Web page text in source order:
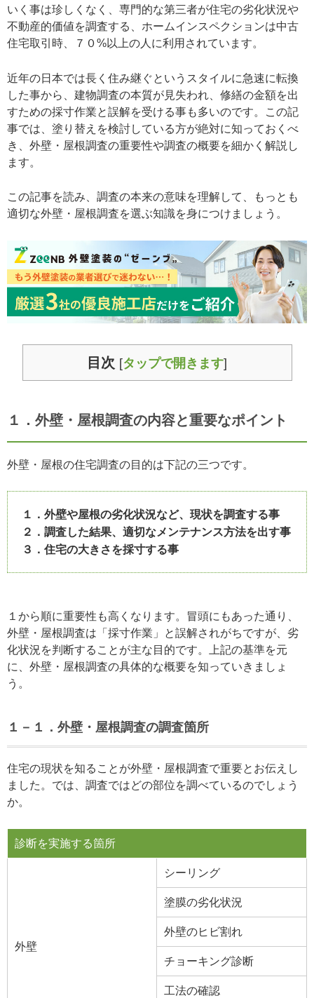
いく事は珍しくなく、専門的な第三者が住宅の劣化状況や
不動産的価値を調査する、ホームインスペクションは中古
住宅取引時、７０%以上の人に利用されています。
近年の日本では長く住み継ぐというスタイルに急速に転換
した事から、建物調査の本質が見失われ、修繕の金額を出
すための採寸作業と誤解を受ける事も多いのです。この記
事では、塗り替えを検討している方が絶対に知っておくべ
き、外壁・屋根調査の重要性や調査の概要を細かく解説し
ます。
この記事を読み、調査の本来の意味を理解して、もっとも
適切な外壁・屋根調査を選ぶ知識を身につけましょう。
目次 [タップで開きます]
１．外壁・屋根調査の内容と重要なポイント
外壁・屋根の住宅調査の目的は下記の三つです。
１．外壁や屋根の劣化状況など、現状を調査する事
２．調査した結果、適切なメンテナンス方法を出す事
３．住宅の大きさを採寸する事
１から順に重要性も高くなります。冒頭にもあった通り、
外壁・屋根調査は「採寸作業」と誤解されがちですが、劣
化状況を判断することが主な目的です。上記の基準を元
に、外壁・屋根調査の具体的な概要を知っていきましょ
う。
１－１．外壁・屋根調査の調査箇所
住宅の現状を知ることが外壁・屋根調査で重要とお伝えし
ました。では、調査ではどの部位を調べているのでしょう
か。
診断を実施する箇所
外壁
シーリング
塗膜の劣化状況
外壁のヒビ割れ
チョーキング診断
工法の確認